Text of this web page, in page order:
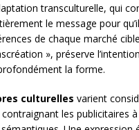
transculturelle, qui
le message pour
de chaque marché
», préserve
la forme.
culturelles varient
contraignant les publicitaires